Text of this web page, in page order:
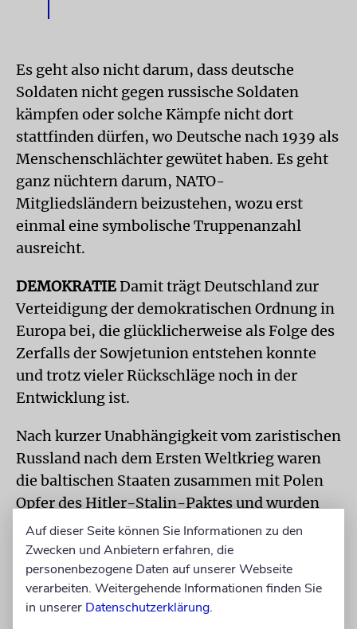
Es geht also nicht darum, dass deutsche
Soldaten nicht gegen russische Soldaten
kämpfen oder solche Kämpfe nicht dort
stattfinden dürfen, wo Deutsche nach 1939 als
Menschenschlächter gewütet haben. Es geht
ganz nüchtern darum, NATO-
Mitgliedsländern beizustehen, wozu erst
einmal eine symbolische Truppenanzahl
ausreicht.
DEMOKRATIEDamit trägt Deutschland zur
Verteidigung der demokratischen Ordnung in
Europa bei, die glücklicherweise als Folge des
Zerfalls der Sowjetunion entstehen konnte
und trotz vieler Rückschläge noch in der
Entwicklung ist.
Nach kurzer Unabhängigkeit vom zaristischen
Russland nach dem Ersten Weltkrieg waren
die baltischen Staaten zusammen mit Polen
Opfer des Hitler-Stalin-Paktes und wurden
unfreiwillig nach der Befreiung von den
Deutschen in die Sowjetunion einverleibt.
Die baltischen Staaten Estland, Lettland und
Litauen haben in ihrer wiedererlangten
Auf dieser Seite können Sie Informationen zu den
Zwecken und Anbietern erfahren, die
personenbezogene Daten auf unserer Webseite
verarbeiten. Weitergehende Informationen finden Sie
in unserer Datenschutzerklärung.